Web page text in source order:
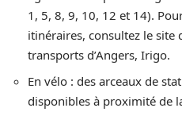
1, 5, 8, 9, 10, 12 et 14).
itinéraires, consultez le site
transports d’Angers, Irigo.
En vélo : des arceaux de
disponibles à proximité de